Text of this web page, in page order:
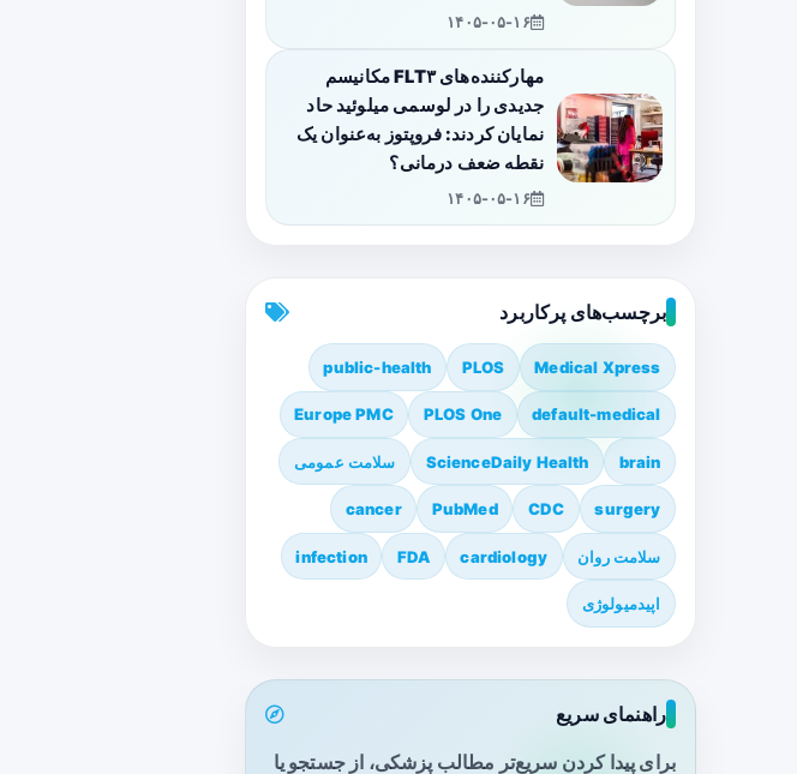
۱۴۰۵-۰۵-۱۶
مهارکننده‌های FLT۳ مکانیسم
جدیدی را در لوسمی میلوئید حاد
نمایان کردند: فروپتوز به‌عنوان یک
نقطه ضعف درمانی؟
۱۴۰۵-۰۵-۱۶
برچسب‌های پرکاربرد
Medical Xpress
PLOS
public-health
default-medical
PLOS One
Europe PMC
brain
ScienceDaily Health سلامت عمومی
surgery
CDC
PubMed
cancer
سلامت روان cardiology
FDA
infection
اپیدمیولوژی
راهنمای سریع
برای پیدا کردن سریع‌تر مطالب پزشکی، از جستجو یا